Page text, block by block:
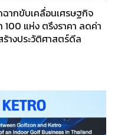
ากขับเคลื่อนเศรษฐกิจ
แห่ง ตรึงราคา ลดค่า
างประวัติศาสตร์ดีล